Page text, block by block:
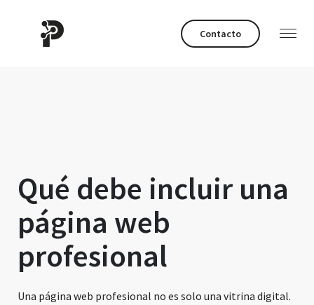
Contacto
Qué debe incluir una
página web
profesional
Una página web profesional no es solo una vitrina digital.